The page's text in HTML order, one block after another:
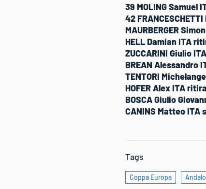
39 MOLING Samuel
42
MAURBERGER
HELL Damian ITA
ZUCCARINI Giulio ITA
BREAN Alessandro
TENTORI
HOFER AlexITA
BOSCA Giulio
CANINS Matteo ITA
Tags
Coppa Europa Andalo